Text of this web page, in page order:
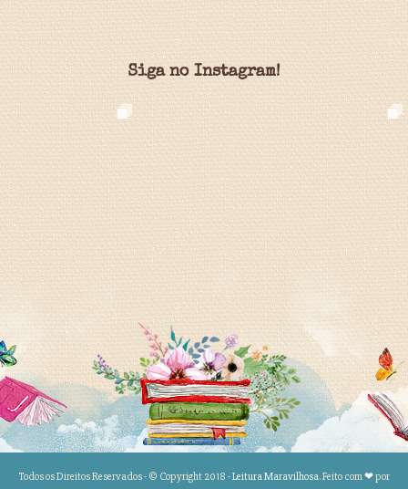
Siga no Instagram!
Todos os Direitos Reservados - © Copyright 2018 -Leitura Maravilhosa. Feito com❤por